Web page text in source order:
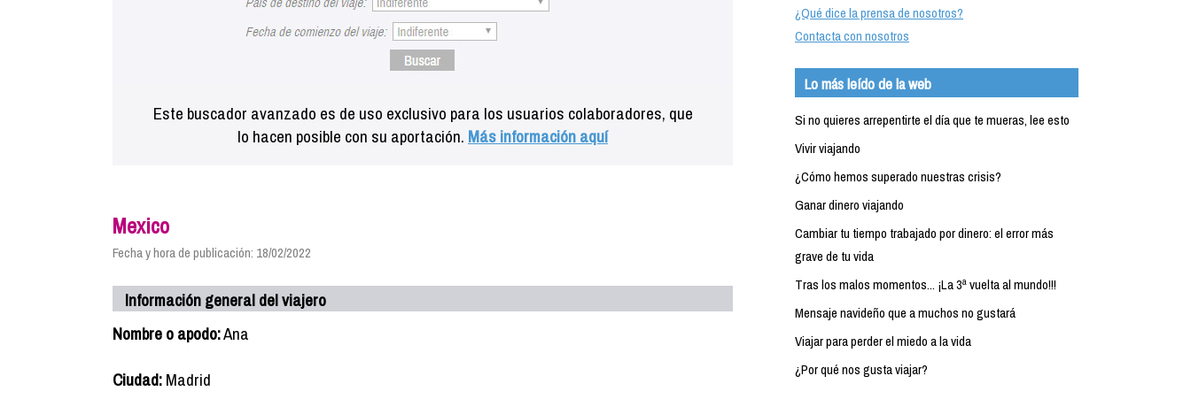
Este buscador avanzado es de uso exclusivo para los usuarios colaboradores, que
lo hacen posible con su aportación. Más información aquí
Mexico
Fecha y hora de publicación: 18/02/2022
Información general del viajero
Nombre o apodo:Ana
Ciudad:Madrid
¿Qué dice la prensa de nosotros?
Contacta con nosotros
Lo más leído de la web
Si no quieres arrepentirte el día que te mueras, lee esto
Vivir viajando
¿Cómo hemos superado nuestras crisis?
Ganar dinero viajando
Cambiar tu tiempo trabajado por dinero: el error más
grave de tu vida
Tras los malos momentos... ¡La 3ª vuelta al mundo!!!
Mensaje navideño que a muchos no gustará
Viajar para perder el miedo a la vida
¿Por qué nos gusta viajar?